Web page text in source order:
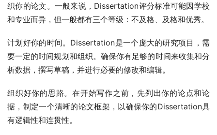
织你的论文。一般来说，Dissertation评分标准可能因学校
和专业而异，但一般都有三个等级：不及格、及格和优秀。
计划好你的时间。Dissertation是一个庞大的研究项目，需
要一定的时间规划和组织。确保你有足够的时间来收集和分
析数据，撰写草稿，并进行必要的修改和编辑。
组织好你的思路。在开始写作之前，先列出你的论点和论
据，制定一个清晰的论文框架，以确保你的Dissertation具
有逻辑性和连贯性。